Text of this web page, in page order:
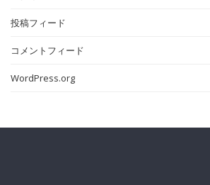
投稿フィード
コメントフィード
WordPress.org